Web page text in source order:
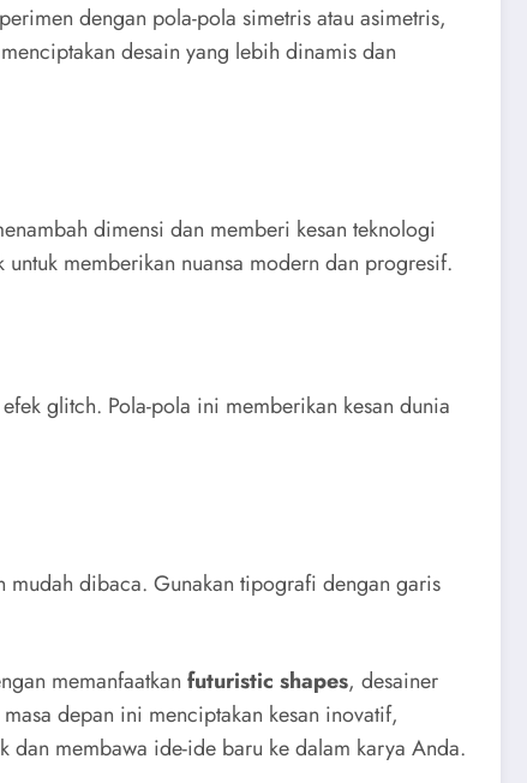
dengan pola-pola simetris atau asimetris,
desain yang lebih dinamis dan
dimensi dan memberi kesan teknologi
memberikan nuansa modern dan progresif.
glitch. Pola-pola ini memberikan kesan dunia
dibaca. Gunakan tipografi dengan garis
memanfaatkan futuristic shapes, desainer
depan ini menciptakan kesan inovatif,
dan membawa ide-ide baru ke dalam karya Anda.